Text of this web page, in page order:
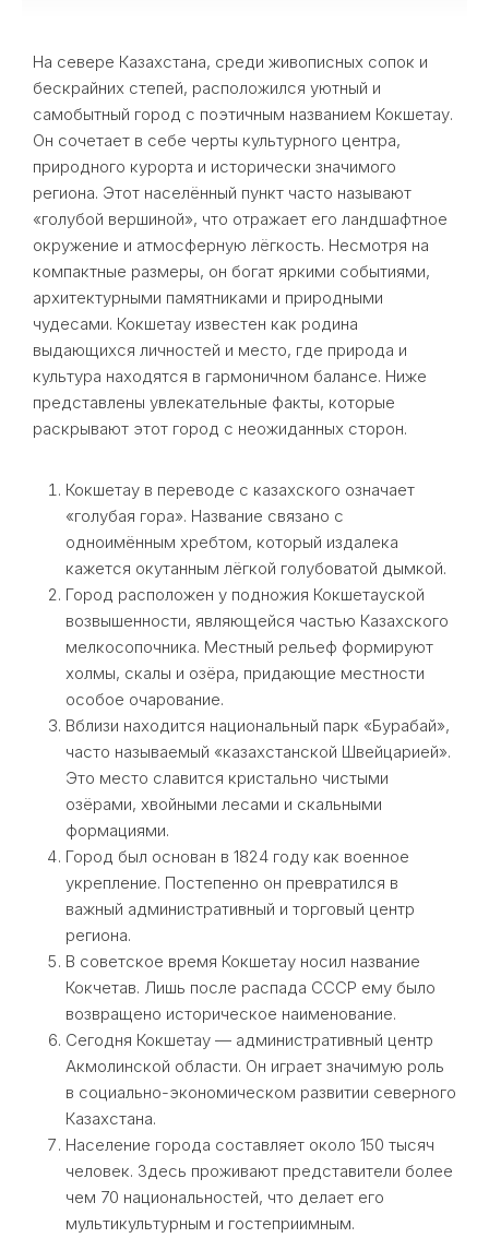
На севере Казахстана, среди живописных сопок и
бескрайних степей, расположился уютный и
самобытный город с поэтичным названием Кокшетау.
Он сочетает в себе черты культурного центра,
природного курорта и исторически значимого
региона. Этот населённый пункт часто называют
«голубой вершиной», что отражает его ландшафтное
окружение и атмосферную лёгкость. Несмотря на
компактные размеры, он богат яркими событиями,
архитектурными памятниками и природными
чудесами. Кокшетау известен как родина
выдающихся личностей и место, где природа и
культура находятся в гармоничном балансе. Ниже
представлены увлекательные факты, которые
раскрывают этот город с неожиданных сторон.
Кокшетау в переводе с казахского означает
«голубая гора». Название связано с
одноимённым хребтом, который издалека
кажется окутанным лёгкой голубоватой дымкой.
Город расположен у подножия Кокшетауской
возвышенности, являющейся частью Казахского
мелкосопочника. Местный рельеф формируют
холмы, скалы и озёра, придающие местности
особое очарование.
Вблизи находится национальный парк «Бурабай»,
часто называемый «казахстанской Швейцарией».
Это место славится кристально чистыми
озёрами, хвойными лесами и скальными
формациями.
Город был основан в 1824 году как военное
укрепление. Постепенно он превратился в
важный административный и торговый центр
региона.
В советское время Кокшетау носил название
Кокчетав. Лишь после распада СССР ему было
возвращено историческое наименование.
Сегодня Кокшетау — административный центр
Акмолинской области. Он играет значимую роль
в социально-экономическом развитии северного
Казахстана.
Население города составляет около 150 тысяч
человек. Здесь проживают представители более
чем 70 национальностей, что делает его
мультикультурным и гостеприимным.